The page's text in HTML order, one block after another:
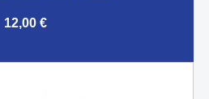
12,00 €